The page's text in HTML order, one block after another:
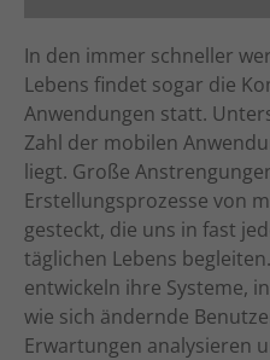
In den immer schneller
Lebens findet sogar die
Anwendungen statt.
Zahl der mobilen
liegt. Große
Erstellungsprozesse von
gesteckt, die uns in fast
täglichen Lebens
entwickeln ihre Systeme,
wie sich ändernde
Erwartungen analysieren